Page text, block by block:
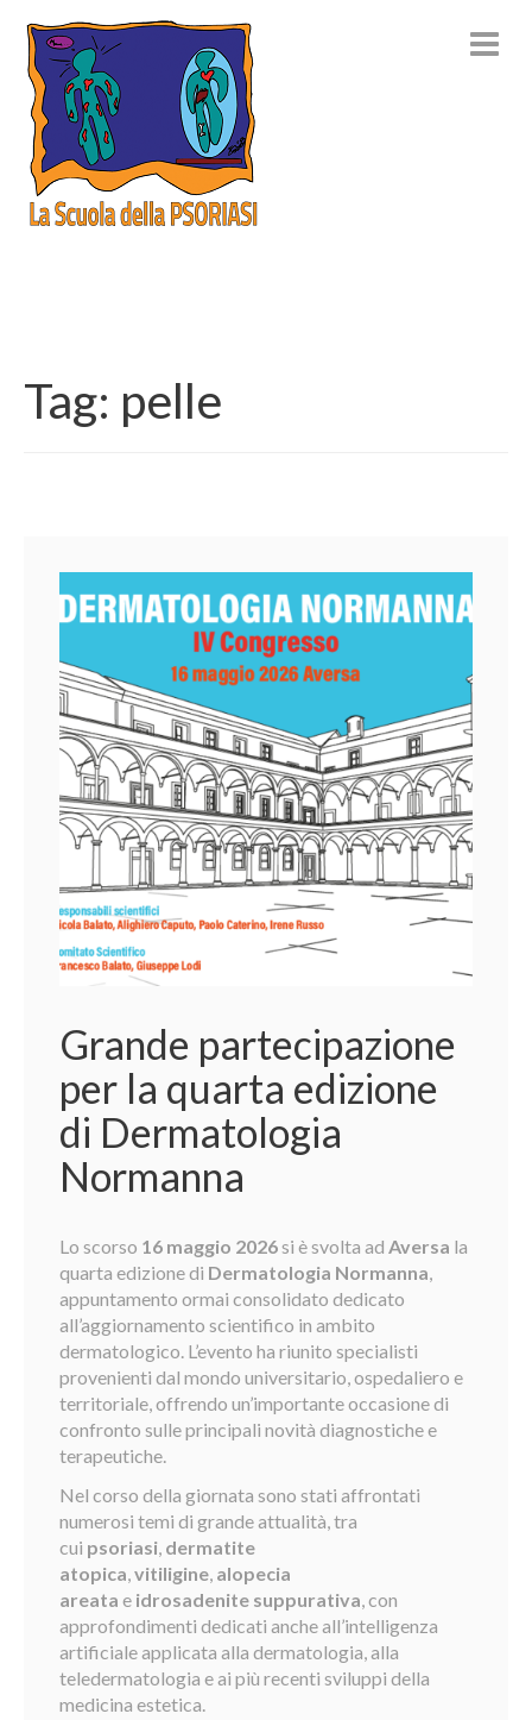
Tag: pelle
Grande partecipazione
per la quarta edizione
di Dermatologia
Normanna
Lo scorso 16 maggio 2026si è svolta ad Aversa la
quarta edizione di Dermatologia Normanna,
appuntamento ormai consolidato dedicato
all’aggiornamento scientifico in ambito
dermatologico. L’evento ha riunito specialisti
provenienti dal mondo universitario, ospedaliero e
territoriale, offrendo un’importante occasione di
confronto sulle principali novità diagnostiche e
terapeutiche.
Nel corso della giornata sono stati affrontati
numerosi temi di grande attualità, tra
cui psoriasi, dermatite
atopica,vitiligine, alopecia
areata e idrosadenite suppurativa, con
approfondimenti dedicati anche all’intelligenza
artificiale applicata alla dermatologia, alla
teledermatologia e ai più recenti sviluppi della
medicina estetica.